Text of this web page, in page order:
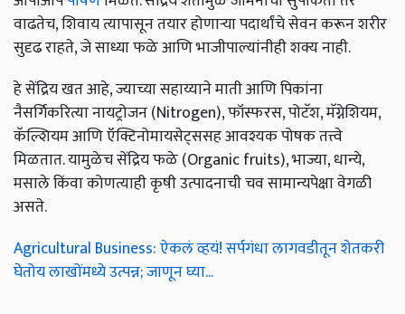
वाढतेच, शिवाय त्यापासून तयार होणाऱ्या पदार्थांचे सेवन करून शरीर
सुदृढ राहते, जे साध्या फळे आणि भाजीपाल्यांनीही शक्य नाही.
हे सेंद्रिय खत आहे, ज्याच्या सहाय्याने माती आणि पिकांना
नैसर्गिकरित्या नायट्रोजन (Nitrogen), फॉस्फरस, पोटॅश, मॅग्नेशियम,
कॅल्शियम आणि ऍक्टिनोमायसेट्ससह आवश्यक पोषक तत्त्वे
मिळतात. यामुळेच सेंद्रिय फळे (Organic fruits), भाज्या, धान्ये,
मसाले किंवा कोणत्याही कृषी उत्पादनाची चव सामान्यपेक्षा वेगळी
असते.
Agricultural Business: ऐकलं व्हयं! सर्पगंधा लागवडीतून शेतकरी
घेतोय लाखोंमध्ये उत्पन्न; जाणून घ्या...